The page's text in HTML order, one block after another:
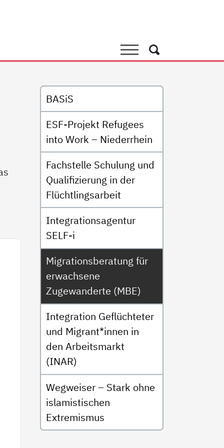
Suche
Suche
Untermenü
BASiS
ESF-Projekt Refugees
into Work – Niederrhein
Fachstelle Schulung und
Qualifizierung in der
Flüchtlingsarbeit
Integrationsagentur
SELF-i
Migrationsberatung für
erwachsene
Zugewanderte (MBE)
Integration Geflüchteter
und Migrant*innen in
den Arbeitsmarkt
(INAR)
Wegweiser – Stark ohne
islamistischen
Extremismus